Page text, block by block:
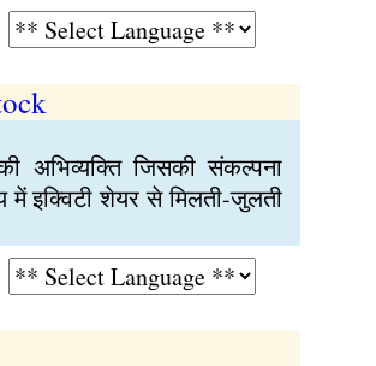
अभिव्यक्ति जिसकी संकल्पना
में इक्विटी शेयर से मिलती-जुलती